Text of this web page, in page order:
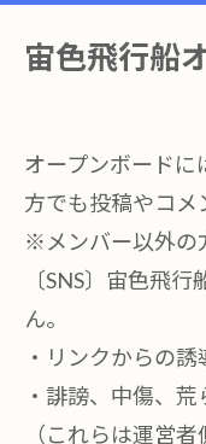
宙色飛行船
オープンボードに
方でも投稿やコメ
※メンバー以外の
〔SNS〕宙色飛
ん。
・リンクからの誘
・誹謗、中傷、荒
（これらは運営